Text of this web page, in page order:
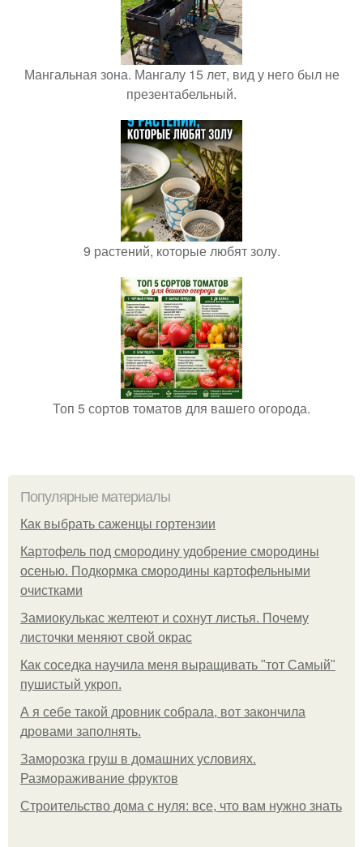
Мангальная зона. Мангалу 15 лет, вид у него был не
презентабельный.
9 растений, которые любят золу.
Топ 5 сортов томатов для вашего огорода.
Популярные материалы
Как выбрать саженцы гортензии
Картофель под смородину удобрение смородины
осенью. Подкормка смородины картофельными
очистками
Замиокулькас желтеют и сохнут листья. Почему
листочки меняют свой окрас
Как соседка научила меня выращивать "тот Самый"
пушистый укроп.
А я себе такой дровник собрала, вот закончила
дровами заполнять.
Заморозка груш в домашних условиях.
Размораживание фруктов
Строительство дома с нуля: все, что вам нужно знать